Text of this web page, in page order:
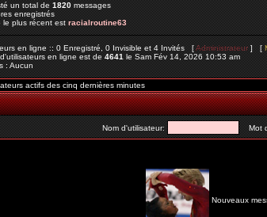
un total de1820messages
enregistrés
le plus récent estracialroutine63
en ligne :: 0 Enregistré, 0 Invisible et 4 Invités [Administrateur] [
en ligne est de4641le Sam Fév 14, 2026 10:53 am
: Aucun
actifs des cinq dernières minutes
Nom d'utilisateur: Mot
Nouveaux